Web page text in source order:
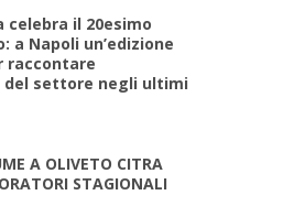
il 20esimo
a Napoli un’edizione
raccontare
del settore negli ultimi
A OLIVETO CITRA
STAGIONALI